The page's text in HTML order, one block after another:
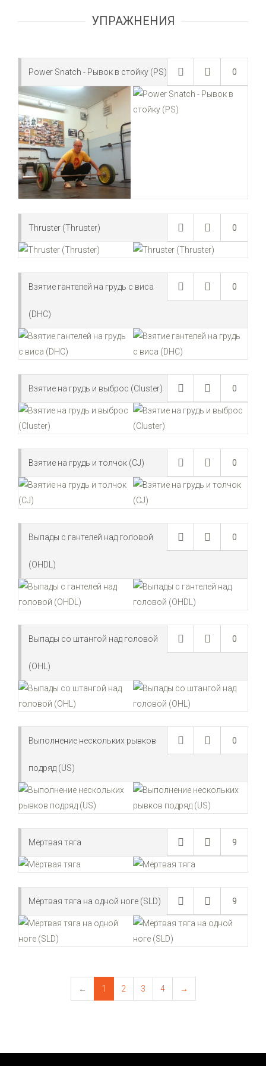
УПРАЖНЕНИЯ
0
Power Snatch - Рывок в стойку (PS)
0
Thruster (Thruster)
0
Взятие гантелей на грудь с виса
(DHC)
0
Взятие на грудь и выброс (Cluster)
0
Взятие на грудь и толчок (CJ)
0
Выпады с гантелей над головой
(OHDL)
0
Выпады со штангой над головой
(OHL)
0
Выполнение нескольких рывков
подряд (US)
9
Мёртвая тяга
9
Мёртвая тяга на одной ноге (SLD)
← 1 2 3 4 →